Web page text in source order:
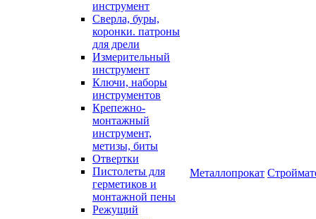
инструмент
Сверла, буры,
коронки. патроны
для дрели
Измерительный
инструмент
Ключи, наборы
инструментов
Крепежно-
монтажный
инструмент,
метизы, биты
Отвертки
Пистолеты для
герметиков и
монтажной пены
Режущий
Металлопрокат